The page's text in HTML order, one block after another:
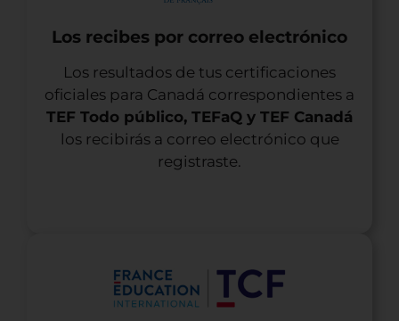
Los recibes por correo electrónico
Los resultados de tus certificaciones
oficiales para Canadá correspondientes a
TEF Todo público, TEFaQ y TEF Canadá
los recibirás a correo electrónico que
registraste.